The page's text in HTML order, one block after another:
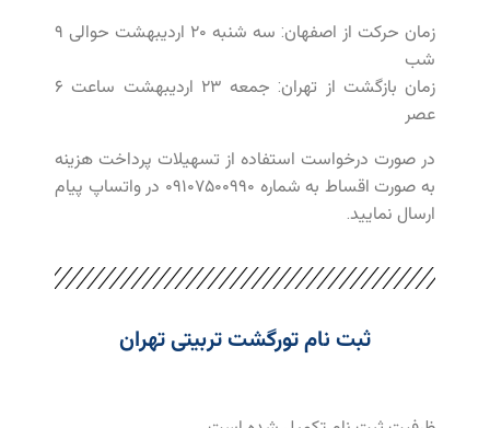
زمان حرکت از اصفهان: سه شنبه ۲۰ اردیبهشت حوالی ۹
شب
زمان بازگشت از تهران: جمعه ۲۳ اردیبهشت ساعت ۶
عصر
در صورت درخواست استفاده از تسهیلات پرداخت هزینه
به صورت اقساط به شماره ۰۹۱۰۷۵۰۰۹۹۰ در واتساپ پیام
ارسال نمایید.
ثبت نام تورگشت تربیتی تهران